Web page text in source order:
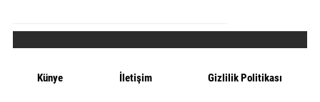
Künye İletişim Gizlilik Politikası